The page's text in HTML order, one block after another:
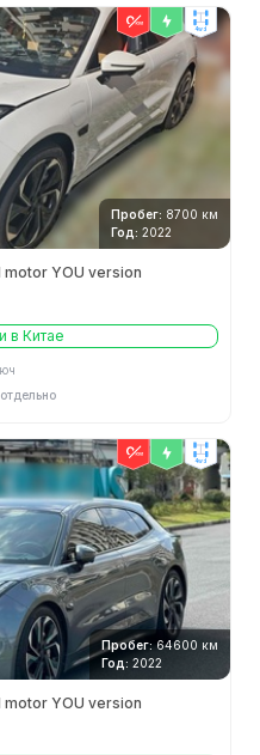
4wd
Пробег: 8700 км
Год: 2022
motor YOU version
в Китае
4wd
Пробег: 64600 км
Год: 2022
motor YOU version